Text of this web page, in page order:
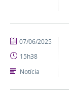
publicado
07/06/2025
15h38
Notícia